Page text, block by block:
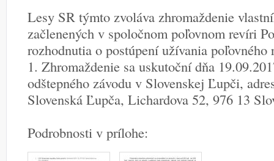
Lesy SR týmto zvoláva zhromaždenie
začlenených v spoločnom poľovnom revíri
rozhodnutia o postúpení užívania poľovného
1. Zhromaždenie sa uskutoční dňa
odštepného závodu v Slovenskej Ľupči,
Slovenská Ľupča, Lichardova 52, 976 13
Podrobnosti v prílohe: